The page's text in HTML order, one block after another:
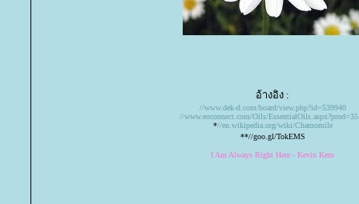
อ้างอิง :
//www.dek-d.com/board/view.php?id=539940
//www.eoconnect.com/Oils/
*//en.wikipedia.org/wiki/Chamomile
**//goo.gl/TokEMS
I Am Always Right Here - Kevin Kern